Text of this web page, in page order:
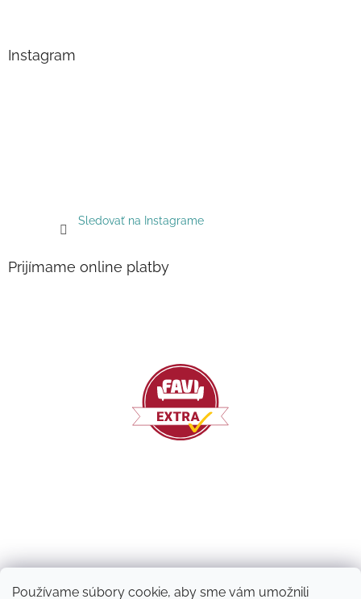
Používame súbory cookie, aby sme vám umožnili
Instagram
Sledovať na Instagrame
Prijímame online platby